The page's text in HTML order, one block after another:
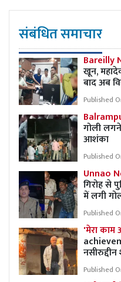
संबंधित समाचार
Bareilly
खून,
बाद अब
Published
गोली
आशंका
Published
Unnao
गिरोह से
में लगी
Published
'मेरा काम
Published